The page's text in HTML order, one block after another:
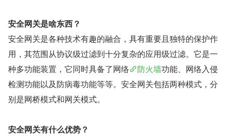
安全网关是啥东西？
安全网关是各种技术有趣的融合，具有重要且独特的保护作
用，其范围从协议级过滤到十分复杂的应用级过滤。它是一
种多功能装置，它同时具备了网络
防火墙功能、网络入侵
检测功能以及防病毒功能等等。安全网关包括两种模式，分
别是网桥模式和网关模式。
安全网关有什么优势？